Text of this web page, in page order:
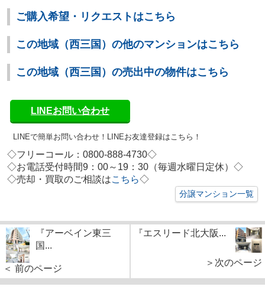
ご購入希望・リクエストはこちら
この地域（西三国）の他のマンションはこちら
この地域（西三国）の売出中の物件はこちら
LINEお問い合わせ
LINEで簡単お問い合わせ！ LINEお友達登録はこちら！
◇フリーコール：0800-888-4730◇
◇お電話受付時間9：00～19：30（毎週水曜日定休）◇
◇売却・買取のご相談はこちら◇
分譲マンション一覧
『アーベイン東三
国...
＜ 前のページ
『エスリード北大阪...
＞次のページ